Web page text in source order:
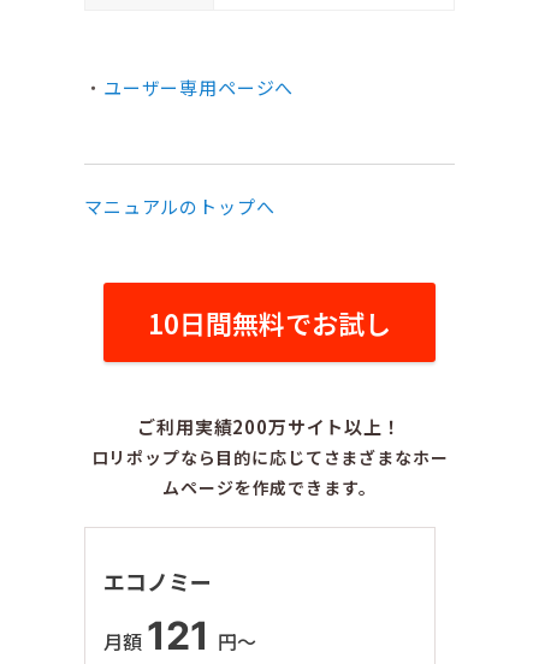
ユーザー専用ページへ
マニュアルのトップへ
10日間無料でお試し
ご利用実績200万サイト以上！
ロリポップなら目的に応じてさまざまなホー
ムページを作成できます。
エコノミー
月額 121 円〜